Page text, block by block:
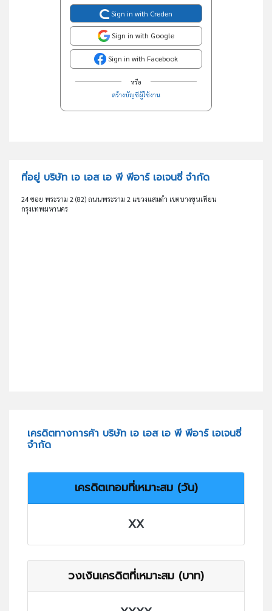
Sign in with Creden
Sign in with Google
Sign in with Facebook
หรือ
สร้างบัญชีผู้ใช้งาน
ที่อยู่ บริษัท เอ เอส เอ พี พีอาร์ เอเจนซี่ จำกัด
24 ซอย พระราม 2 (82) ถนนพระราม 2 แขวงแสมดำ เขตบางขุนเทียน
กรุงเทพมหานคร
เครดิตทางการค้า บริษัท เอ เอส เอ พี พีอาร์ เอเจนซี่
จำกัด
เครดิตเทอมที่เหมาะสม (วัน)
XX
วงเงินเครดิตที่เหมาะสม (บาท)